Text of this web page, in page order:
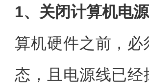
1、关闭计算机电
算机硬件之前，
态，且电源线已